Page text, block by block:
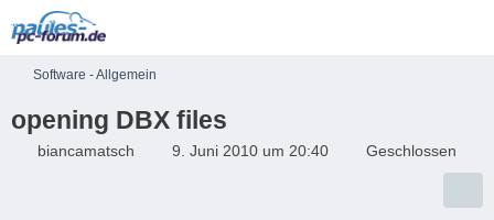
Software - Allgemein
opening DBX files
biancamatsch 9. Juni 2010 um 20:40 Geschlossen